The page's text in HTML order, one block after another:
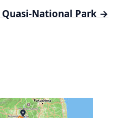
National Park →